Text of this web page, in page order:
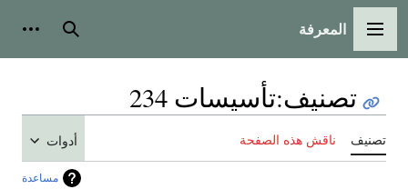
القائمة الرئيسية
المعرفة بحث
تصنيف:تأسيسات 234
تصنيف ناقش هذه الصفحة أدوات
مساعدة